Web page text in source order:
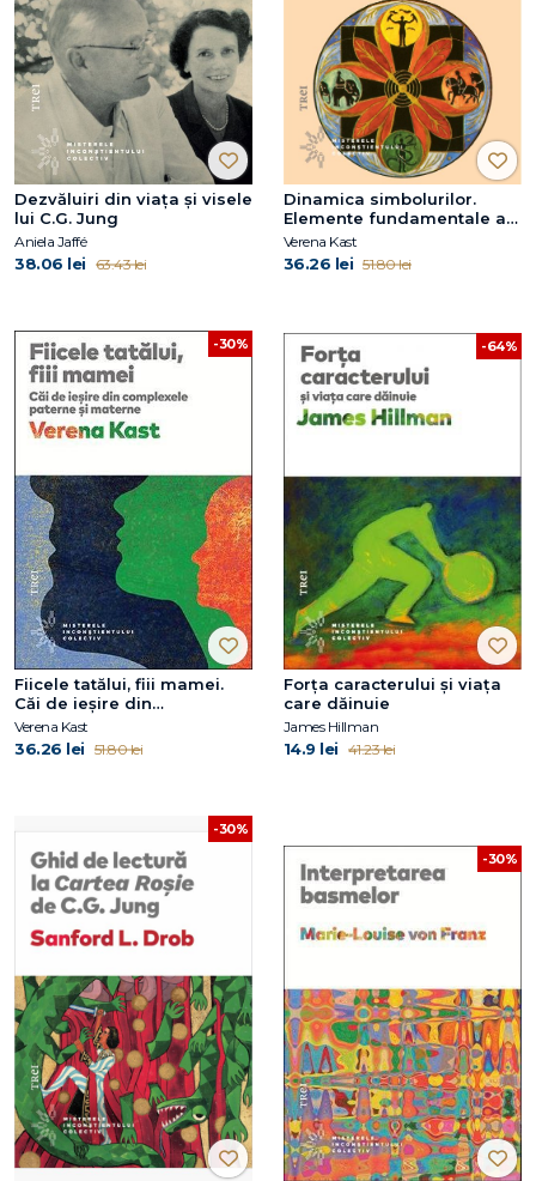
Dezvăluiri din viața și visele
lui C.G. Jung
Aniela Jaffé
38.06 lei 63.43 lei
Dinamica simbolurilor.
Elemente fundamentale ale
psihoterapiei jungiene
Verena Kast
36.26 lei 51.80 lei
-30%
Fiicele tatălui, fiii mamei.
Căi de ieşire din
complexele paterne şi
materne
Verena Kast
36.26 lei 51.80 lei
-64%
Forţa caracterului şi viaţa
care dăinuie
James Hillman
14.9 lei 41.23 lei
-30%
-30%